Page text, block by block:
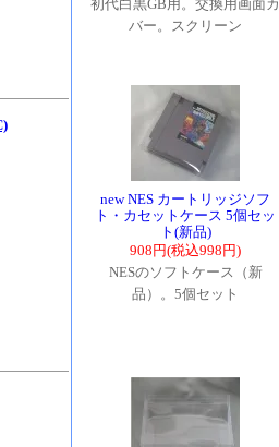
初代白黒GB用。交換用画面カ
バー。スクリーン
new NES カートリッジソフ
ト・カセットケース 5個セッ
ト(新品)
908円(税込998円)
NESのソフトケース（新
品）。5個セット